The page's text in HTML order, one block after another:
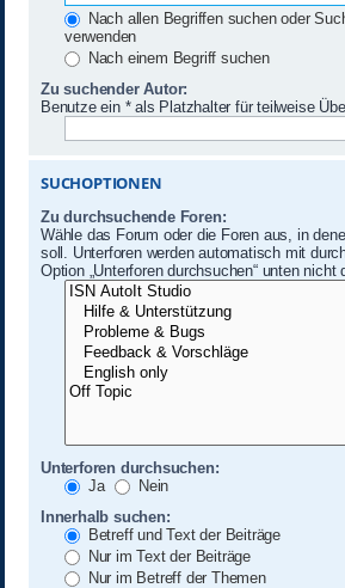
Nach allen Begriffen suchen oder
verwenden
Nach einem Begriff suchen
Zu suchender Autor:
Benutze ein * als Platzhalter für teilweise
SUCHOPTIONEN
Zu durchsuchende Foren:
Wähle das Forum oder die Foren aus, in
soll. Unterforen werden automatisch mit
Option „Unterforen durchsuchen“ unten nicht
Unterforen durchsuchen:
Ja
Nein
Innerhalb suchen:
Betreff und Text der Beiträge
Nur im Text der Beiträge
Nur im Betreff der Themen